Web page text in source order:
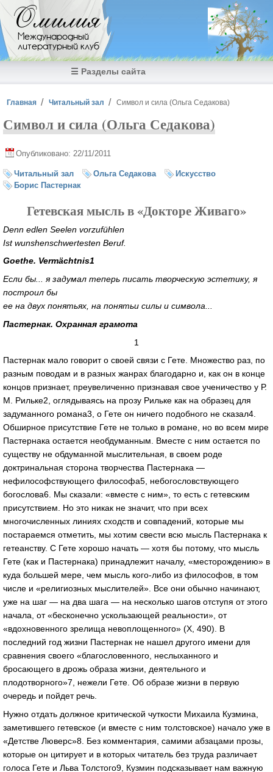
Перейти к основному содержанию
Омилия
Международный
литературный клуб
☰ Разделы сайта
Вы здесь
Главная Читальный зал Символ и сила (Ольга Седакова)
Символ и сила (Ольга Седакова)
Опубликовано: 22/11/2011
Читальный зал Ольга Седакова
Искусство
Борис Пастернак
Гетевская мысль в «Докторе Живаго»
Denn edlen Seelen vorzufühlen
Ist wunshenschwertesten Beruf.
Goethe. Vermächtnis1
Если бы... я задумал теперь писать творческую эстетику, я
построил бы
ее на двух понятьях, на понятьи силы и символа...
Пастернак. Охранная грамота
1
Пастернак мало говорит о своей связи с Гете. Множество раз, по
разным поводам и в разных жанрах благодарно и, как он в конце
концов признает, преувеличенно признавая свое ученичество у Р.
М. Рильке2, оглядываясь на прозу Рильке как на образец для
задуманного романа3, о Гете он ничего подобного не сказал4.
Обширное присутствие Гете не только в романе, но во всем мире
Пастернака остается необдуманным. Вместе с ним остается по
существу не обдуманной мыслительная, в своем роде
доктринальная сторона творчества Пастернака —
нефилософствующего философа5, небогословствующего
богослова6. Мы сказали: «вместе с ним», то есть с гетевским
присутствием. Но это никак не значит, что при всех
многочисленных линиях сходств и совпадений, которые мы
постараемся отметить, мы хотим свести всю мысль Пастернака к
гетеанству. С Гете хорошо начать — хотя бы потому, что мысль
Гете (как и Пастернака) принадлежит началу, «месторождению» в
куда большей мере, чем мысль кого-либо из философов, в том
числе и «религиозных мыслителей». Все они обычно начинают,
уже на шаг — на два шага — на несколько шагов отступя от этого
начала, от «бесконечно ускользающей реальности», от
«вдохновенного зрелища невоплощенного» (Х, 490). В
последний год жизни Пастернак не нашел другого имени для
сравнения своего «благословенного, неслыханного и
бросающего в дрожь образа жизни, деятельного и
плодотворного»7, нежели Гете. Об образе жизни в первую
очередь и пойдет речь.
Нужно отдать должное критической чуткости Михаила Кузмина,
заметившего гетевское (и вместе с ним толстовское) начало уже в
«Детстве Люверс»8. Без комментария, самими абзацами прозы,
которые он цитирует и в которых читатель без труда различает
голоса Гете и Льва Толстого9, Кузмин подсказывает нам важную